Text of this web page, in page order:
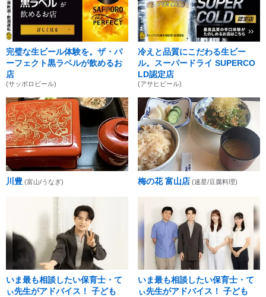
完璧な生ビール体験を。ザ・パ
ーフェクト黒ラベルが飲めるお
店
(サッポロビール)
冷えと品質にこだわる生ビー
ル。スーパードライ SUPERCO
LD認定店
(アサヒビール)
川豊 (富山/うなぎ) 梅の花 富山店 (速星/豆腐料理)
いま最も相談したい保育士・て
ぃ先生がアドバイス！ 子ども
いま最も相談したい保育士・て
ぃ先生がアドバイス！ 子ども